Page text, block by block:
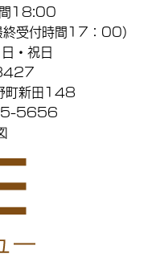
18:00
受付時間17：00）
・祝日
町新田148
5656